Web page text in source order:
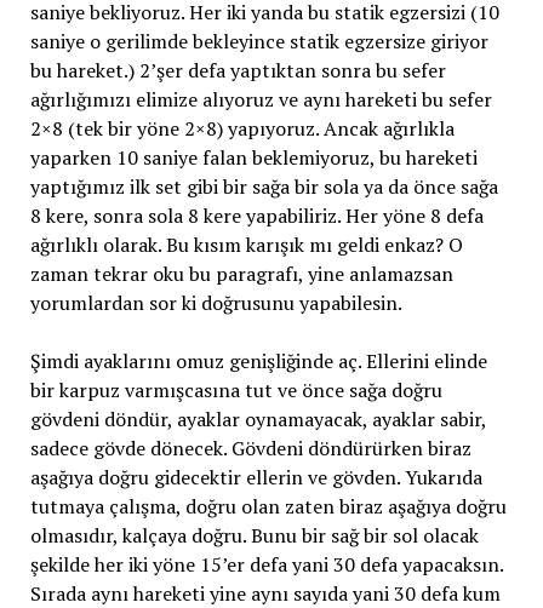
saniye bekliyoruz. Her iki yanda bu statik egzersizi (10
saniye o gerilimde bekleyince statik egzersize giriyor
bu hareket.) 2’şer defa yaptıktan sonra bu sefer
ağırlığımızı elimize alıyoruz ve aynı hareketi bu sefer
2×8 (tek bir yöne 2×8) yapıyoruz. Ancak ağırlıkla
yaparken 10 saniye falan beklemiyoruz, bu hareketi
yaptığımız ilk set gibi bir sağa bir sola ya da önce sağa
8 kere, sonra sola 8 kere yapabiliriz. Her yöne 8 defa
ağırlıklı olarak. Bu kısım karışık mı geldi enkaz? O
zaman tekrar oku bu paragrafı, yine anlamazsan
yorumlardan sor ki doğrusunu yapabilesin.
Şimdi ayaklarını omuz genişliğinde aç. Ellerini elinde
bir karpuz varmışcasına tut ve önce sağa doğru
gövdeni döndür, ayaklar oynamayacak, ayaklar sabir,
sadece gövde dönecek. Gövdeni döndürürken biraz
aşağıya doğru gidecektir ellerin ve gövden. Yukarıda
tutmaya çalışma, doğru olan zaten biraz aşağıya doğru
olmasıdır, kalçaya doğru. Bunu bir sağ bir sol olacak
şekilde her iki yöne 15’er defa yani 30 defa yapacaksın.
Sırada aynı hareketi yine aynı sayıda yani 30 defa kum